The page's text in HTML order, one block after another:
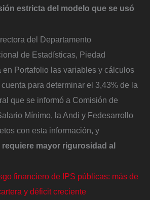
estricta del modelo que se usó
del Departamento
de Estadísticas, Piedad
en Portafolio las variables y cálculos
para determinar el 3,43% de la
que se informó a Comisión de
Mínimo, la Andi y Fedesarrollo
con esta información, y
mayor rigurosidad al
financiero de IPS públicas: más de
y déficit creciente